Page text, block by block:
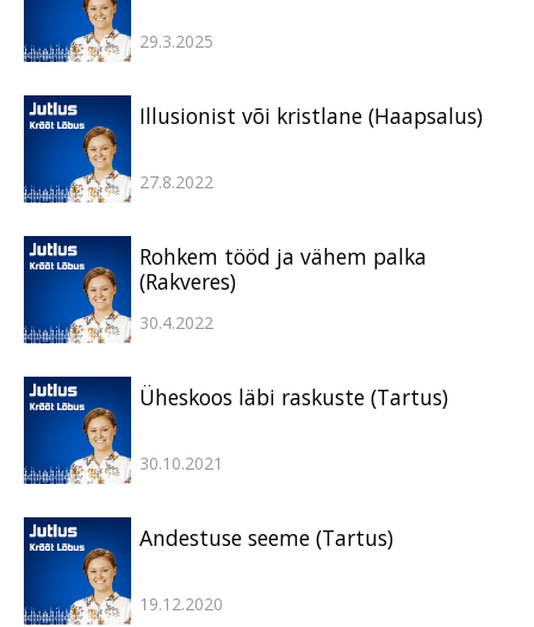
29.3.2025
Illusionist või kristlane (Haapsalus)
27.8.2022
Rohkem tööd ja vähem palka
(Rakveres)
30.4.2022
Üheskoos läbi raskuste (Tartus)
30.10.2021
Andestuse seeme (Tartus)
19.12.2020